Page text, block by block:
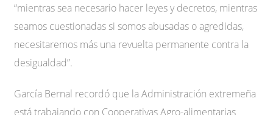
“mientras sea necesario hacer leyes y decretos, mientras
seamos cuestionadas si somos abusadas o agredidas,
necesitaremos más una revuelta permanente contra la
desigualdad”.
García Bernal recordó que la Administración extremeña
está trabajando con Cooperativas Agro-alimentarias